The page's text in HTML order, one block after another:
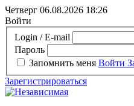
Четверг 06.08.2026 18:26
Войти
Login / E-mail
Пароль
Запомнить меня Войти
Зарегистрироваться